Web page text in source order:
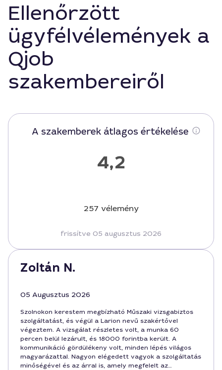
Ellenőrzött
ügyfélvélemények a
Qjob
szakembereiről
A szakemberek átlagos értékelése
4,2
257 vélemény
frissítve 05 augusztus 2026
Zoltán N.
05 Augusztus 2026
Szolnokon kerestem megbízható Műszaki vizsgabiztos
szolgáltatást, és végül a Larion nevű szakértővel
végeztem. A vizsgálat részletes volt, a munka 60
percen belül lezárult, és 18000 forintba került. A
kommunikáció gördülékeny volt, minden lépés világos
magyarázattal. Nagyon elégedett vagyok a szolgáltatás
minőségével és az árral is, amely megfelelt az